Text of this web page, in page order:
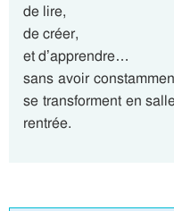
de lire,
de créer,
et d’apprendre…
sans avoir
se transforment en
rentrée.